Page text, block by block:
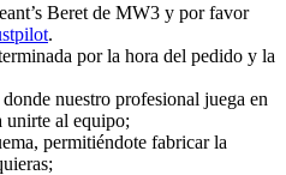
Beret de MW3 y por favor
.
por la hora del pedido y la
donde nuestro profesional juega en
unirte al equipo;
permitiéndote fabricar la